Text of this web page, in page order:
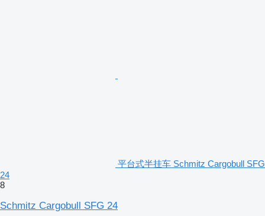
平台式半挂车 Schmitz Cargobull SFG
24
8
Schmitz Cargobull SFG 24